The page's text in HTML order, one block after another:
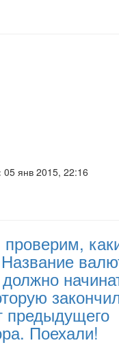
05 янв 2015, 22:16
проверим,
предыдущего
Поехали!